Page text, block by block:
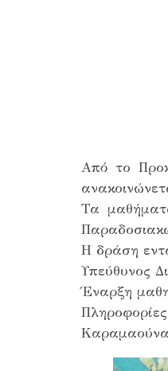
Από το
Τα
Η δράση
Υπεύθυνος
Έναρξη